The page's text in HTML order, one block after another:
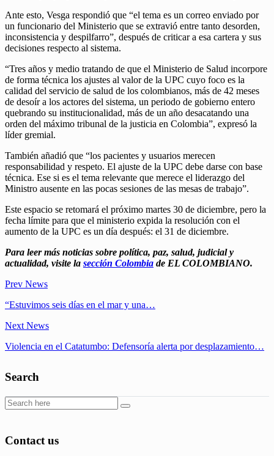
Ante esto, Vesga respondió que “el tema es un correo enviado por
un funcionario del Ministerio que se extravió entre tanto desorden,
inconsistencia y despilfarro”, después de criticar a esa cartera y sus
decisiones respecto al sistema.
“Tres años y medio tratando de que el Ministerio de Salud incorpore
de forma técnica los ajustes al valor de la UPC cuyo foco es la
calidad del servicio de salud de los colombianos, más de 42 meses
de desoír a los actores del sistema, un periodo de gobierno entero
quebrando su institucionalidad, más de un año desacatando una
orden del máximo tribunal de la justicia en Colombia”, expresó la
líder gremial.
También añadió que “los pacientes y usuarios merecen
responsabilidad y respeto. El ajuste de la UPC debe darse con base
técnica. Ese si es el tema relevante que merece el liderazgo del
Ministro ausente en las pocas sesiones de las mesas de trabajo”.
Este espacio se retomará el próximo martes 30 de diciembre, pero la
fecha límite para que el ministerio expida la resolución con el
aumento de la UPC es un día después: el 31 de diciembre.
Para leer más noticias sobre política, paz, salud, judicial y
actualidad, visite la sección Colombia de EL COLOMBIANO.
Prev News
“Estuvimos seis días en el mar y una…
Next News
Violencia en el Catatumbo: Defensoría alerta por desplazamiento…
Search
Contact us